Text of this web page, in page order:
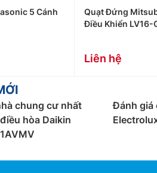
5 Cánh
Quạt Đứng
Điều Khiển LV16-
Liên hệ
chung cư nhất
hòa Daikin
Đánh giá